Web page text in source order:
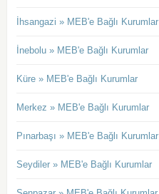
İhsangazi » MEB'e Bağlı Kurumlar
İnebolu » MEB'e Bağlı Kurumlar
Küre » MEB'e Bağlı Kurumlar
Merkez » MEB'e Bağlı Kurumlar
Pınarbaşı » MEB'e Bağlı Kurumlar
Seydiler » MEB'e Bağlı Kurumlar